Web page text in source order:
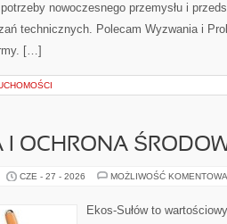
nowoczesnego przemysłu i
technicznych. Polecam Wyzwania i
[…]
I OCHRONA
CZE - 27 - 2026 MOŻLIWOŚĆ
Ekos-Sułów to